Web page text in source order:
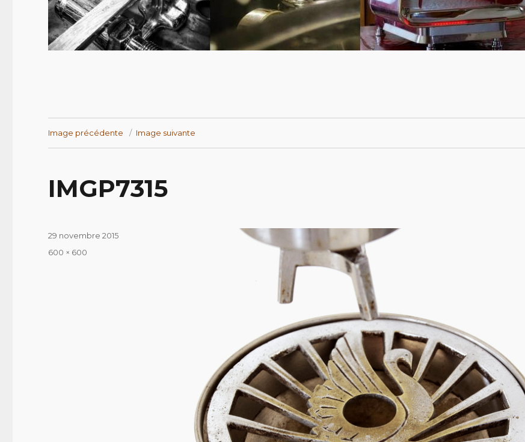
Image précédente Image suivante
IMGP7315
Publié
29 novembre 2015
Taille
600 × 600